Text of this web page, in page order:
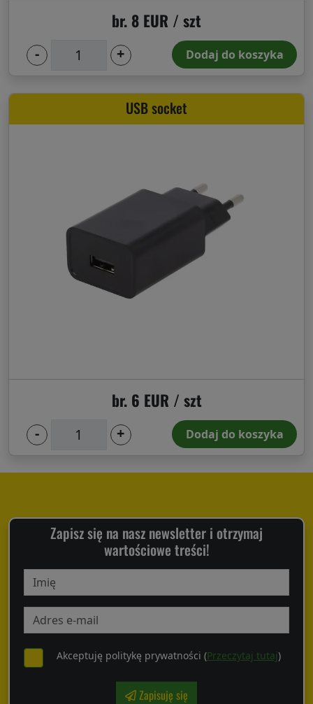
br. 8 EUR / szt
- + Dodaj do koszyka
USB socket
br. 6 EUR / szt
- + Dodaj do koszyka
Zapisz się na nasz newsletter i otrzymaj
wartościowe treści!
Akceptuję politykę prywatności (Przeczytaj tutaj)
Zapisuję się